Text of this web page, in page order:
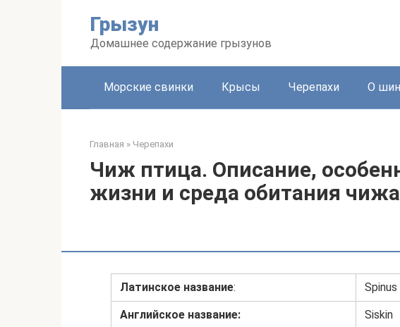
Грызун
Домашнее содержание грызунов
Морские свинки Крысы Черепахи О
Главная » Черепахи
Чиж птица. Описание,
жизни и среда обитания чижа
Латинское название: Spinus
Английское название: Siskin